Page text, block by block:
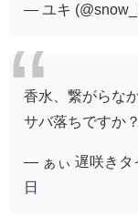
— ユキ
香水、繋がらな
サバ落ちですか
— ぁぃ 遅咲きタ
日